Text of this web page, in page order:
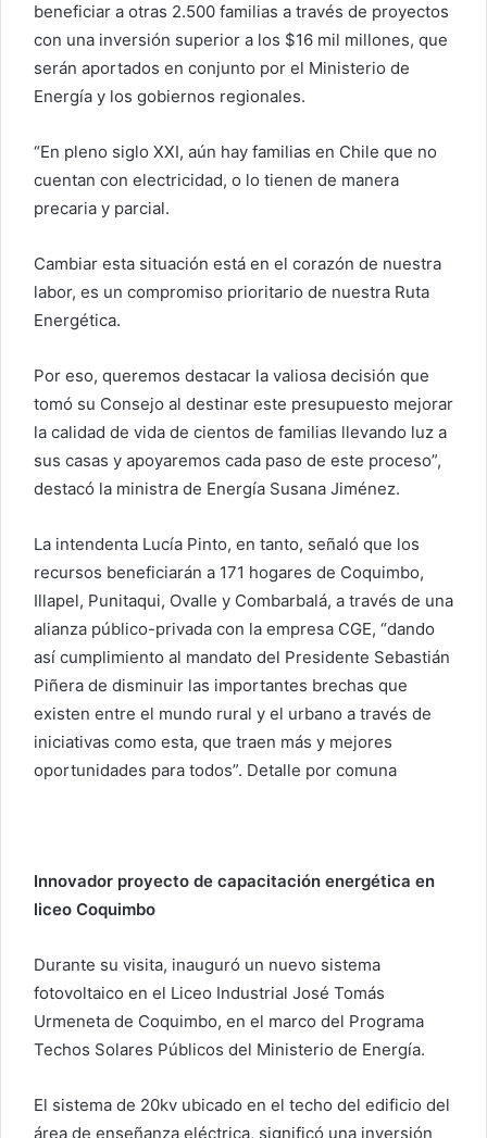
beneficiar a otras 2.500 familias a través de proyectos
con una inversión superior a los $16 mil millones, que
serán aportados en conjunto por el Ministerio de
Energía y los gobiernos regionales.
“En pleno siglo XXI, aún hay familias en Chile que no
cuentan con electricidad, o lo tienen de manera
precaria y parcial.
Cambiar esta situación está en el corazón de nuestra
labor, es un compromiso prioritario de nuestra Ruta
Energética.
Por eso, queremos destacar la valiosa decisión que
tomó su Consejo al destinar este presupuesto mejorar
la calidad de vida de cientos de familias llevando luz a
sus casas y apoyaremos cada paso de este proceso”,
destacó la ministra de Energía Susana Jiménez.
La intendenta Lucía Pinto, en tanto, señaló que los
recursos beneficiarán a 171 hogares de Coquimbo,
Illapel, Punitaqui, Ovalle y Combarbalá, a través de una
alianza público-privada con la empresa CGE, “dando
así cumplimiento al mandato del Presidente Sebastián
Piñera de disminuir las importantes brechas que
existen entre el mundo rural y el urbano a través de
iniciativas como esta, que traen más y mejores
oportunidades para todos”. Detalle por comuna
Innovador proyecto de capacitación energética en
liceo Coquimbo
Durante su visita, inauguró un nuevo sistema
fotovoltaico en el Liceo Industrial José Tomás
Urmeneta de Coquimbo, en el marco del Programa
Techos Solares Públicos del Ministerio de Energía.
El sistema de 20kv ubicado en el techo del edificio del
área de enseñanza eléctrica, significó una inversión